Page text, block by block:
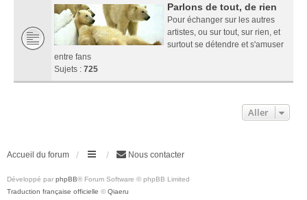
Parlons de tout, de rien
Pour échanger sur les autres
artistes, ou sur tout, sur rien, et
surtout se détendre et s'amuser
entre fans
Sujets : 725
Aller
Accueil du forum Nous contacter
Développé par phpBB® Forum Software © phpBB Limited
Traduction française officielle © Qiaeru